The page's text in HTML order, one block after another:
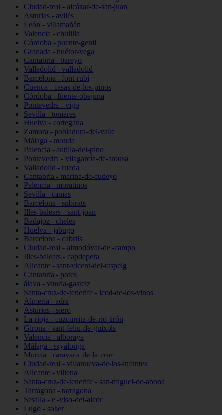
Ciudad-real - alcázar-de-san-juan
Asturias - avilés
León - villamañán
Valencia - chulilla
Córdoba - puente-genil
Granada - huétor-vega
Cantabria - bareyo
Valladolid - valladolid
Barcelona - font-rubí
Cuenca - casas-de-los-pinos
Córdoba - fuente-obejuna
Pontevedra - vigo
Sevilla - tomares
Huelva - cortegana
Zamora - pobladura-del-valle
Málaga - monda
Palencia - autilla-del-pino
Pontevedra - vilagarcía-de-arousa
Valladolid - rueda
Cantabria - marina-de-cudeyo
Palencia - moratinos
Sevilla - camas
Barcelona - subirats
Illes-balears - sant-joan
Badajoz - cheles
Huelva - jabugo
Barcelona - cabrils
Ciudad-real - almodóvar-del-campo
Illes-balears - capdepera
Alicante - sant-vicent-del-raspeig
Cantabria - potes
álava - vitoria-gasteiz
Santa-cruz-de-tenerife - icod-de-los-vinos
Almería - adra
Asturias - siero
La-rioja - cuzcurrita-de-río-tirón
Girona - sant-feliu-de-guíxols
Valencia - alboraya
Málaga - sayalonga
Murcia - caravaca-de-la-cruz
Ciudad-real - villanueva-de-los-infantes
Alicante - villena
Santa-cruz-de-tenerife - san-miguel-de-abona
Tarragona - tarragona
Sevilla - el-viso-del-alcor
Lugo - sober